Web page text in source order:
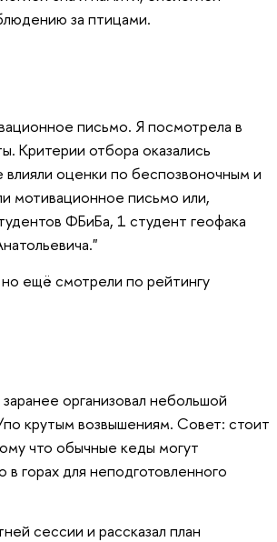
за птицами.
письмо. Я посмотрела в
Критерии отбора оказались
оценки по беспозвоночным и
мотивационное письмо или,
ФБиБа, 1 студент геофака
ещё смотрели по рейтингу
организовал небольшой
крутым возвышениям. Совет: стоит
что обычные кеды могут
в горах для неподготовленного
сессии и рассказал план